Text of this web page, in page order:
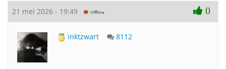
21 mei 2026 - 19:49 0
inktzwart 8112